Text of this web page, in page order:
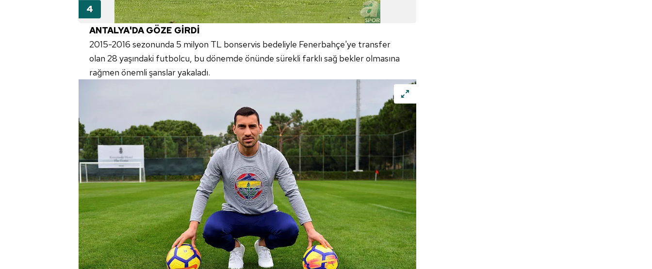
ANTALYA'DA GÖZE GİRDİ
2015-2016 sezonunda 5 milyon TL bonservis bedeliyle Fenerbahçe'ye transfer
olan 28 yaşındaki futbolcu, bu dönemde önünde sürekli farklı sağ bekler olmasına
rağmen önemli şanslar yakaladı.